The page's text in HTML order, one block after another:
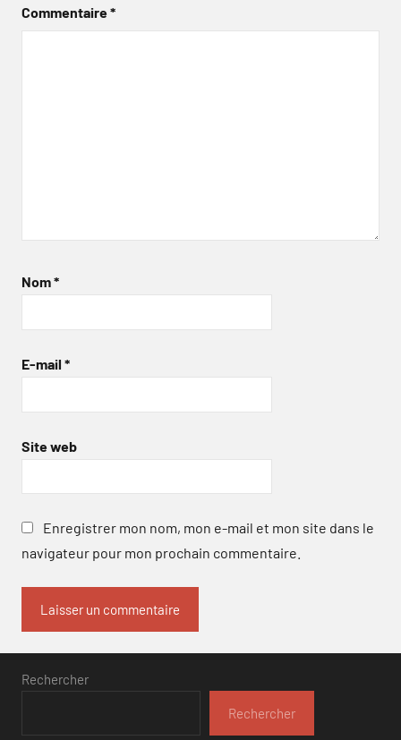
Commentaire*
Nom*
E-mail *
Site web
Enregistrer mon nom, mon e-mail et mon site dans le
navigateur pour mon prochain commentaire.
Rechercher
Rechercher